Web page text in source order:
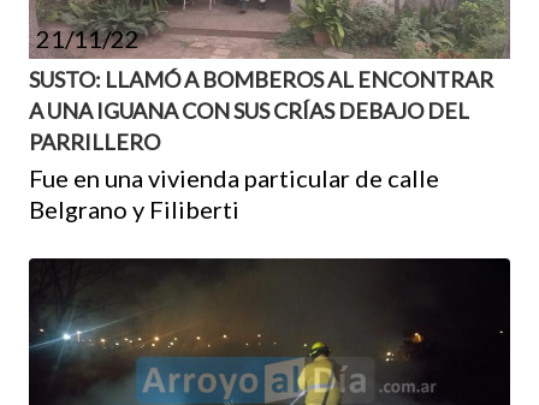
21/11/22
SUSTO: LLAMÓ A BOMBEROS AL ENCONTRAR
A UNA IGUANA CON SUS CRÍAS DEBAJO DEL
PARRILLERO
Fue en una vivienda particular de calle
Belgrano y Filiberti